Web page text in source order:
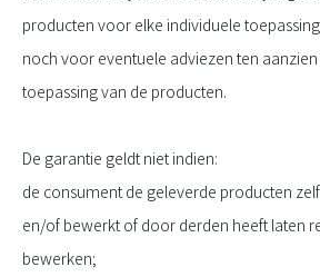
producten voor elke individuele
noch voor eventuele adviezen ten
toepassing van de producten.
De garantie geldt niet indien:
de consument de geleverde producten
en/of bewerkt of door derden heeft laten
bewerken;